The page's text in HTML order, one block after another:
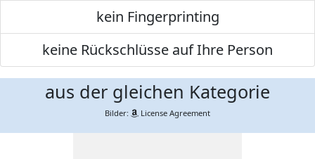
kein Fingerprinting
keine Rückschlüsse auf Ihre Person
aus der gleichen Kategorie
Bilder: License Agreement